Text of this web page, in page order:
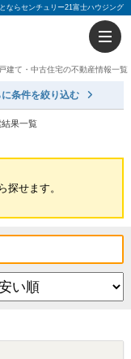
ならセンチュリー21富士ハウジング
建て・中古住宅の不動産情報一覧
に条件を絞り込む
果一覧
探せます。